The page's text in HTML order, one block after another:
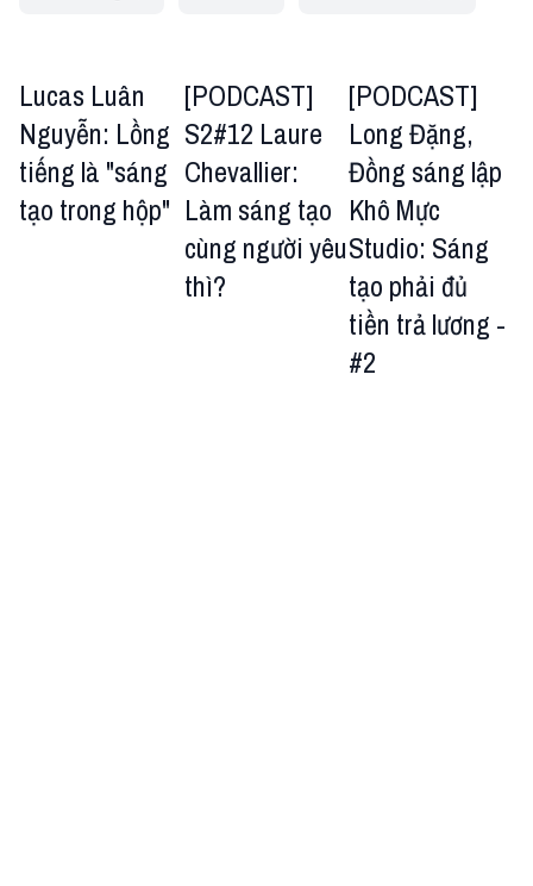
Lucas Luân
Nguyễn: Lồng
tiếng là "sáng
tạo trong hộp"
[PODCAST]
S2#12 Laure
Chevallier:
Làm sáng tạo
cùng người yêu
thì?
[PODCAST]
Long Đặng,
Đồng sáng lập
Khô Mực
Studio: Sáng
tạo phải đủ
tiền trả lương -
#2